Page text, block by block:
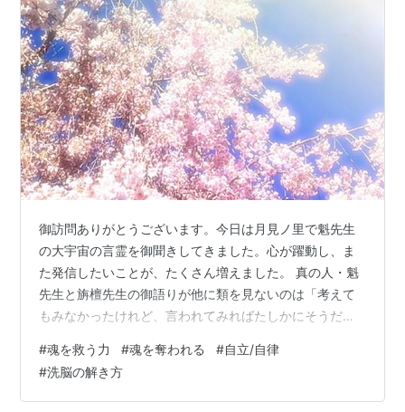
御訪問ありがとうございます。今日は月見ノ里で魁先生
の大宇宙の言霊を御聞きしてきました。心が躍動し、ま
た発信したいことが、たくさん増えました。 真の人・魁
先生と旃檀先生の御語りが他に類を見ないのは「考えて
もみなかったけれど、言われてみればたしかにそうだ」
と、無意識にしたがってきた慣習、メディアで流れる情
報を「大宇宙の理（ことわり）」という切り口で評価し
なおすと、180度意味が反転することばかりです。爽快痛
#魂を救う力 #魂を奪われる #自立/自律
#洗脳の解き方